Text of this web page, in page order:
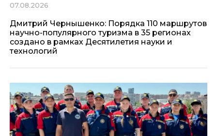
07.08.2026
Дмитрий Чернышенко: Порядка 110 маршрутов
научно-популярного туризма в 35 регионах
создано в рамках Десятилетия науки и
технологий